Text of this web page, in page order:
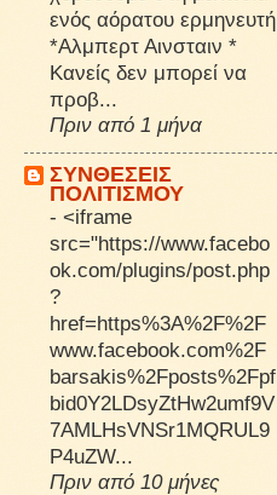
ενός αόρατου ερμηνευτή
*Αλμπερτ Αινσταιν *
Κανείς δεν μπορεί να
προβ...
Πριν από 1 μήνα
ΣΥΝΘΕΣΕΙΣ
ΠΟΛΙΤΙΣΜΟΥ
- <iframe
src="https://www.facebo
ok.com/plugins/post.php
?
href=https%3A%2F%2F
www.facebook.com%2F
barsakis%2Fposts%2Fpf
bid0Y2LDsyZtHw2umf9V
7AMLHsVNSr1MQRUL9
P4uZW...
Πριν από 10 μήνες